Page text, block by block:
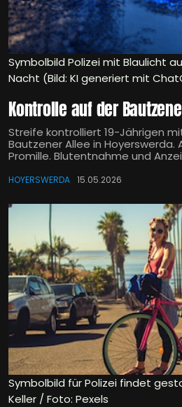
Symbolbild Polizei mit Blaulicht
Nacht (Bild: KI generiert mit
Kontrolle auf der
Streife kontrolliert 19-Jährigen
Bautzener Allee in Hoyerswerda.
Promille. Blutentnahme und
HOYERSWERDA 15.05.2026
Symbolbild für Polizei findet
Keller / Foto: Pexels